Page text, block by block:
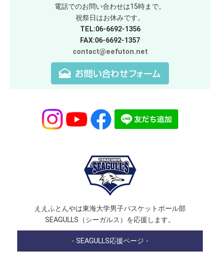
電話でのお問い合わせは15時まで。
祝祭日はお休みです。
TEL:06-6692-1356
FAX:06-6692-1357
contact@eefuton.net
ええふとんやは東海大学男子バスケットボール部
SEAGULLS（シーガルス）を応援します。
- SEAGULLS応援ページ -